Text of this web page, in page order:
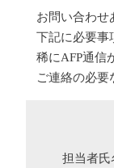
お問い合わせ
下記に必要事
稀にAFP通信
ご連絡の必
担当者氏